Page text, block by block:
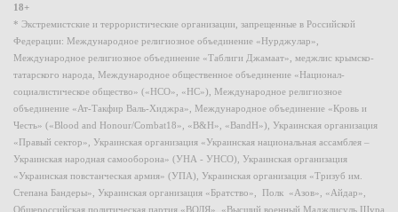
18+
* Экстремистские и террористические организации, запрещенные в Российской
Федерации: Международное религиозное объединение «Нурджулар»,
Международное религиозное объединение «Таблиги Джамаат», меджлис крымско-
татарского народа, Международное общественное объединение «Национал-
социалистическое общество» («НСО», «НС»), Международное религиозное
объединение «Ат-Такфир Валь-Хиджра», Международное объединение «Кровь и
Честь» («Blood and Honour/Combat18», «B&H», «BandH»), Украинская организация
«Правый сектор», Украинская организация «Украинская национальная ассамблея –
Украинская народная самооборона» (УНА - УНСО), Украинская организация
«Украинская повстанческая армия» (УПА), Украинская организация «Тризуб им.
Степана Бандеры», Украинская организация «Братство», Полк «Азов», «Айдар»,
Общероссийская политическая партия «ВОЛЯ», «Высший военный Маджлисуль Шура